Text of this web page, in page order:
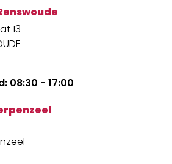
13
08:30 - 17:00